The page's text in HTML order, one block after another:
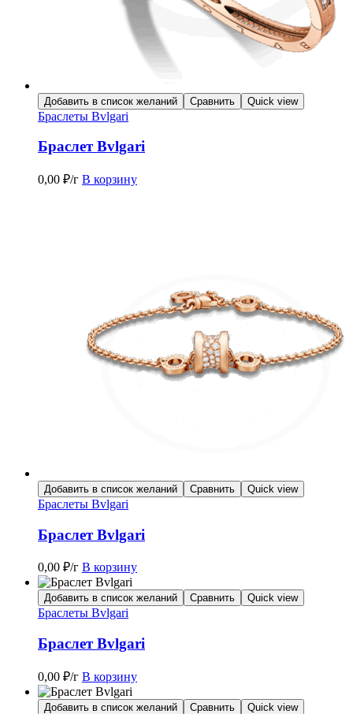
Добавить в список желаний Сравнить Quick view
Браслеты Bvlgari
Браслет Bvlgari
0,00 ₽/г В корзину
Добавить в список желаний Сравнить Quick view
Браслеты Bvlgari
Браслет Bvlgari
0,00 ₽/г В корзину
Добавить в список желаний Сравнить Quick view
Браслеты Bvlgari
Браслет Bvlgari
0,00 ₽/г В корзину
Добавить в список желаний Сравнить Quick view